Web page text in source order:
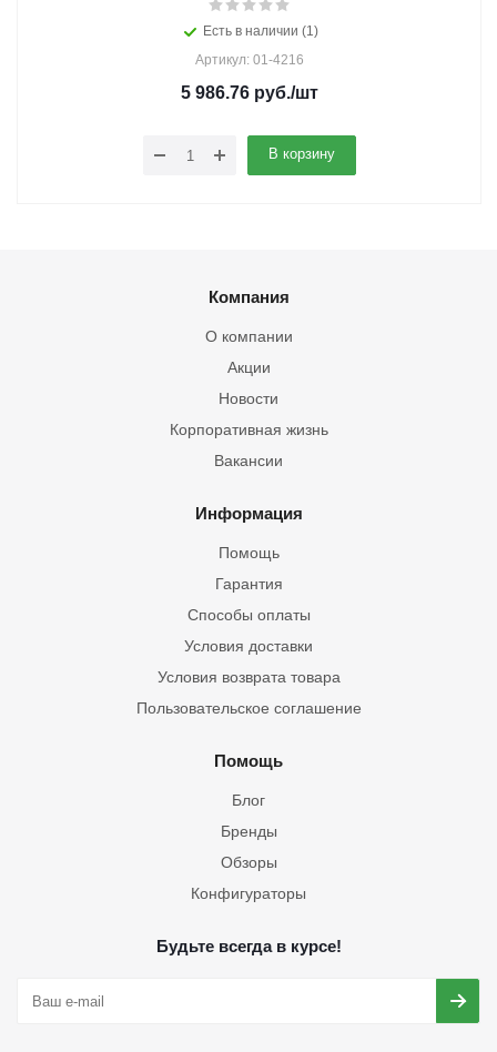
Есть в наличии (1)
Артикул: 01-4216
5 986.76 руб./шт
В корзину
Компания
О компании
Акции
Новости
Корпоративная жизнь
Вакансии
Информация
Помощь
Гарантия
Способы оплаты
Условия доставки
Условия возврата товара
Пользовательское соглашение
Помощь
Блог
Бренды
Обзоры
Конфигураторы
Будьте всегда в курсе!